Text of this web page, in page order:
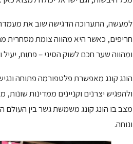
למעשה, התערוכה הדגישה שוב את מעמדה
חריפים, כאשר היא מהווה צומת מסחרית
ומהווה שער חכם לשוק הסיני – פתוח, יעיל
הונג קונג מאפשרת פלטפורמה פתוחה
ולהפגיש יצרנים וקניינים ממדינות
מצב בו הונג קונג משמשת גשר בין
ונוחה.